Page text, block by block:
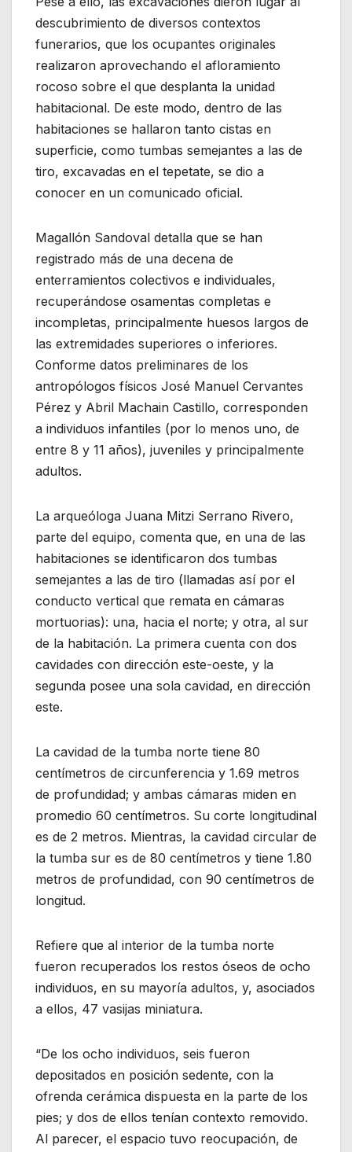
descubrimiento de diversos contextos
funerarios, que los ocupantes originales
realizaron aprovechando el afloramiento
rocoso sobre el que desplanta la unidad
habitacional. De este modo, dentro de las
habitaciones se hallaron tanto cistas en
superficie, como tumbas semejantes a las de
tiro, excavadas en el tepetate, se dio a
conocer en un comunicado oficial.
Magallón Sandoval detalla que se han
registrado más de una decena de
enterramientos colectivos e individuales,
recuperándose osamentas completas e
incompletas, principalmente huesos largos de
las extremidades superiores o inferiores.
Conforme datos preliminares de los
antropólogos físicos José Manuel Cervantes
Pérez y Abril Machain Castillo, corresponden
a individuos infantiles (por lo menos uno, de
entre 8 y 11 años), juveniles y principalmente
adultos.
La arqueóloga Juana Mitzi Serrano Rivero,
parte del equipo, comenta que, en una de las
habitaciones se identificaron dos tumbas
semejantes a las de tiro (llamadas así por el
conducto vertical que remata en cámaras
mortuorias): una, hacia el norte; y otra, al sur
de la habitación. La primera cuenta con dos
cavidades con dirección este-oeste, y la
segunda posee una sola cavidad, en dirección
este.
La cavidad de la tumba norte tiene 80
centímetros de circunferencia y 1.69 metros
de profundidad; y ambas cámaras miden en
promedio 60 centímetros. Su corte longitudinal
es de 2 metros. Mientras, la cavidad circular de
la tumba sur es de 80 centímetros y tiene 1.80
metros de profundidad, con 90 centímetros de
longitud.
Refiere que al interior de la tumba norte
fueron recuperados los restos óseos de ocho
individuos, en su mayoría adultos, y, asociados
a ellos, 47 vasijas miniatura.
“De los ocho individuos, seis fueron
depositados en posición sedente, con la
ofrenda cerámica dispuesta en la parte de los
pies; y dos de ellos tenían contexto removido.
Al parecer, el espacio tuvo reocupación, de